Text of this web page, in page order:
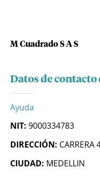
M Cuadrado S A S
Datos de contacto
Ayuda
NIT: 9000334783
DIRECCIÓN: CARRERA
CIUDAD: MEDELLIN